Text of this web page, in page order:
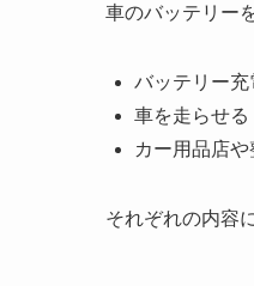
車のバッテリー
バッテリー充
車を走らせる
カー用品店
それぞれの内容